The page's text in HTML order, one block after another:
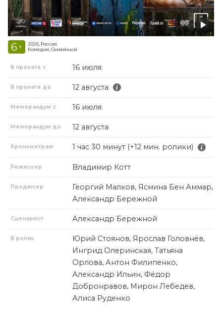
6 +
2026, Россия
Комедия, Семейный
В прокате с 16 июля
В прокате до 12 августа
Меморандум с 16 июля
Меморандум до 12 августа
Хронометраж 1 час 30 минут (+12 мин. ролики)
Режиссер Владимир Котт
Продюсер
Георгий Малков, Ясмина Бен Аммар,
Александр Бережной
Сценарист Александр Бережной
В ролях
Юрий Стоянов, Ярослав Головнёв,
Ингрид Олеринская, Татьяна
Орлова, Антон Филипенко,
Александр Ильин, Фёдор
Добронравов, Мирон Лебедев,
Алиса Руденко